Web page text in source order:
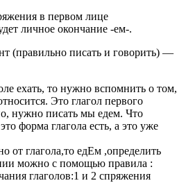
в первом лице
личное окончание -ем-.
(правильно писать и говорить) —
ехать, то нужно вспомнить о том,
Это глагол первого
нужно писать мы едем. Что
форма глагола есть, а это уже
от глагола,то едЕм ,определить
можно с помощью правила :
глаголов:1 и 2 спряжения